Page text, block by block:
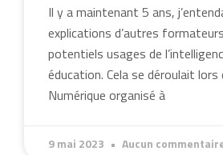
Il y a maintenant 5 ans,
explications d’autres
potentiels usages de
éducation. Cela se déroulait lors
Numérique organisé à
9 mai 2023 Aucun